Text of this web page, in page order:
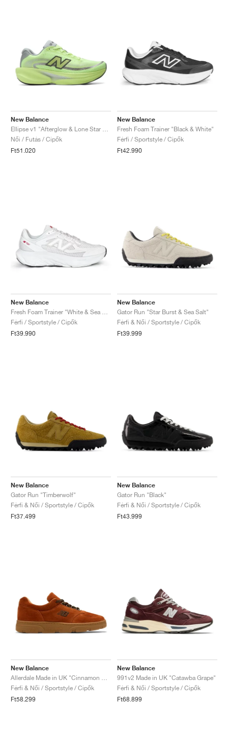
New Balance
Női / Futás / Cipők
Ft51.020
New Balance
Fresh Foam Trainer "Black & White"
Férfi / Sportstyle / Cipők
Ft42.990
New Balance
Férfi / Sportstyle / Cipők
Ft39.990
New Balance
Gator Run "Star Burst & Sea Salt"
Férfi & Női / Sportstyle / Cipők
Ft39.999
New Balance
Gator Run "Timberwolf"
Férfi & Női / Sportstyle / Cipők
Ft37.499
New Balance
Gator Run "Black"
Férfi & Női / Sportstyle / Cipők
Ft43.999
New Balance
Férfi & Női / Sportstyle / Cipők
Ft58.299
New Balance
991v2 Made in UK "Catawba Grape"
Férfi & Női / Sportstyle / Cipők
Ft68.899